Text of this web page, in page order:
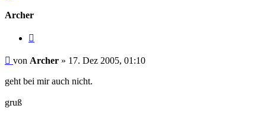
Archer
Beitrag
von Archer » 17. Dez 2005, 01:10
geht bei mir auch nicht.
gruß